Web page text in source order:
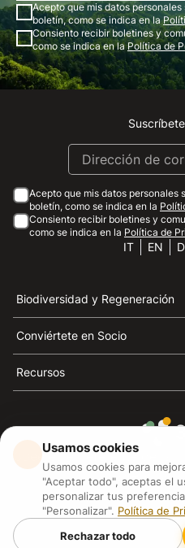
Acepto que mis datos
boletín, como se indica en la
Consiento recibir boletines y
como se indica en laPolítica de
Acepto que mis datos personales
boletín, como se indica en la
Consiento recibir boletines y
como se indica en la Política de
IT EN
Biodiversidad y Regeneración
Conviértete en Socio
Recursos
3Bee es el referente de la
las abejas y
3Bee S.R.L Via
P.IVA:
3Bee GmbHSede legale:
Usamos cookies
Usamos cookies para
"Aceptar todo", aceptas el
personalizar tus
"Personalizar". Política de
Rechazar todo